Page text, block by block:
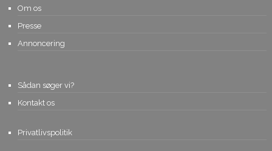
Om os
Presse
Annoncering
Sådan søger vi?
Kontakt os
Privatlivspolitik